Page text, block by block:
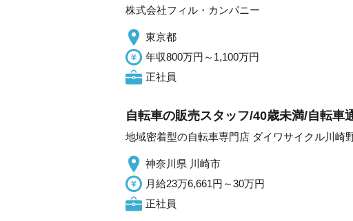
株式会社フィル・カンパニー
東京都
年収800万円～1,100万円
正社員
自転車の販売スタッフ/40歳未満/自転
地域密着型の自転車専門店 ダイワサイクル川崎
神奈川県 川崎市
月給23万6,661円～30万円
正社員